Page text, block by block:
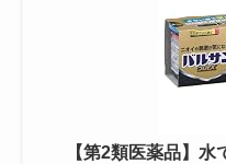
【第2類医薬品】